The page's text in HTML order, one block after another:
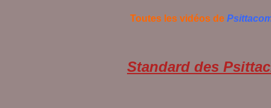
Toutes les vidéos de
Standard des